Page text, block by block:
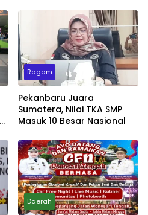
Ragam
Pekanbaru Juara
Sumatera, Nilai TKA SMP
Masuk 10 Besar Nasional
Daerah